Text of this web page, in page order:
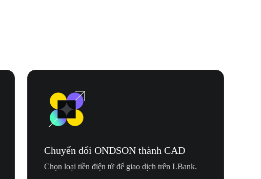
Chuyển đổi ONDSON thành CAD
Chọn loại tiền điện tử để giao dịch trên LBank.